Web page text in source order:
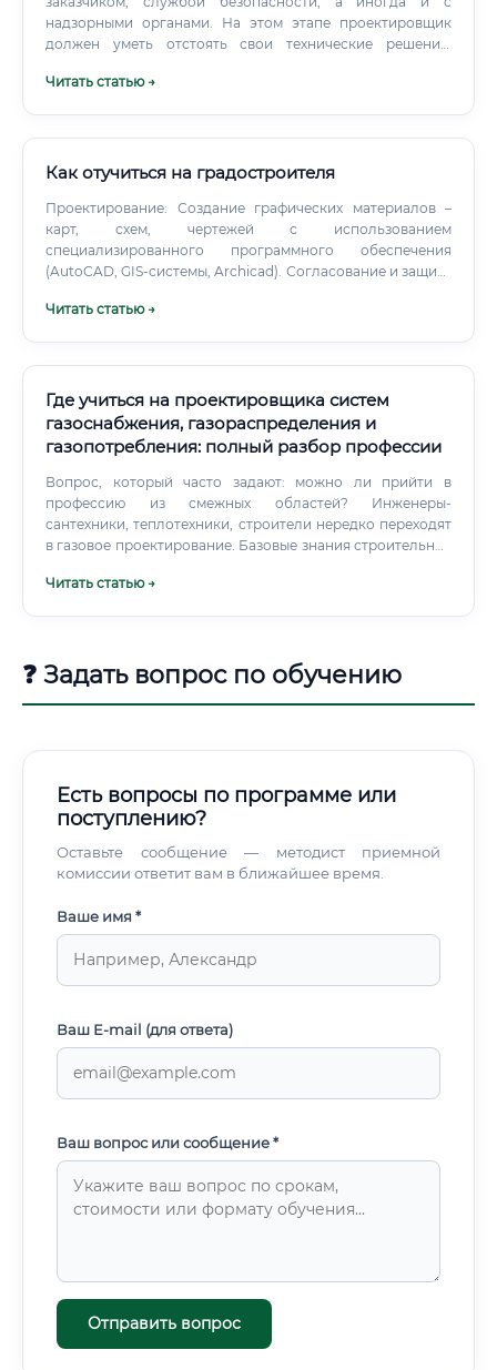
надзорными органами. На этом этапе проектировщик
должен уметь отстоять свои технические решения.
монтажники выходят на объект, проектировщик
Читать статью →
Как отучиться на градостроителя
Проектирование: Создание графических материалов –
карт, схем, чертежей с использованием
специализированного программного обеспечения
(AutoCAD, GIS-системы, Archicad). Согласование и защита
органами, экспертизой, заказчиками и общественностью.
Читать статью →
Где учиться на проектировщика систем
газоснабжения, газораспределения и
газопотребления: полный разбор профессии
Вопрос, который часто задают: можно ли прийти в
профессию из смежных областей? Инженеры-
сантехники, теплотехники, строители нередко переходят
в газовое проектирование. Базовые знания строительных
нормативной базой — хороший фундамент.
Читать статью →
❓ Задать вопрос по обучению
Есть вопросы по программе или
поступлению?
Оставьте сообщение — методист приемной
комиссии ответит вам в ближайшее время.
Ваше имя *
Ваш E-mail (для ответа)
Ваш вопрос или сообщение *
Отправить вопрос